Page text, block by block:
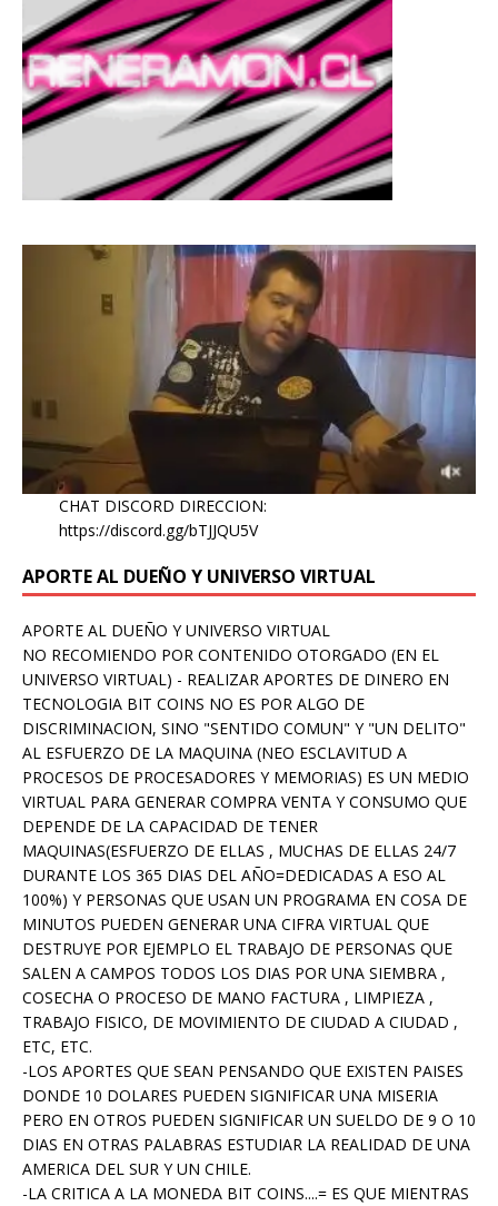
CHAT DISCORD DIRECCION:
https://discord.gg/bTJJQU5V
APORTE AL DUEÑO Y UNIVERSO VIRTUAL
APORTE AL DUEÑO Y UNIVERSO VIRTUAL
NO RECOMIENDO POR CONTENIDO OTORGADO (EN EL
UNIVERSO VIRTUAL) - REALIZAR APORTES DE DINERO EN
TECNOLOGIA BIT COINS NO ES POR ALGO DE
DISCRIMINACION, SINO "SENTIDO COMUN" Y "UN DELITO"
AL ESFUERZO DE LA MAQUINA (NEO ESCLAVITUD A
PROCESOS DE PROCESADORES Y MEMORIAS) ES UN MEDIO
VIRTUAL PARA GENERAR COMPRA VENTA Y CONSUMO QUE
DEPENDE DE LA CAPACIDAD DE TENER
MAQUINAS(ESFUERZO DE ELLAS , MUCHAS DE ELLAS 24/7
DURANTE LOS 365 DIAS DEL AÑO=DEDICADAS A ESO AL
100%) Y PERSONAS QUE USAN UN PROGRAMA EN COSA DE
MINUTOS PUEDEN GENERAR UNA CIFRA VIRTUAL QUE
DESTRUYE POR EJEMPLO EL TRABAJO DE PERSONAS QUE
SALEN A CAMPOS TODOS LOS DIAS POR UNA SIEMBRA ,
COSECHA O PROCESO DE MANO FACTURA , LIMPIEZA ,
TRABAJO FISICO, DE MOVIMIENTO DE CIUDAD A CIUDAD ,
ETC, ETC.
-LOS APORTES QUE SEAN PENSANDO QUE EXISTEN PAISES
DONDE 10 DOLARES PUEDEN SIGNIFICAR UNA MISERIA
PERO EN OTROS PUEDEN SIGNIFICAR UN SUELDO DE 9 O 10
DIAS EN OTRAS PALABRAS ESTUDIAR LA REALIDAD DE UNA
AMERICA DEL SUR Y UN CHILE.
-LA CRITICA A LA MONEDA BIT COINS....= ES QUE MIENTRAS